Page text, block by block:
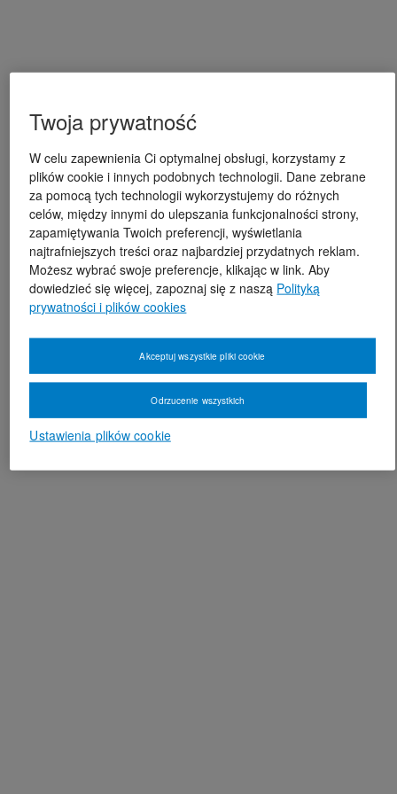
Twoja prywatność
W celu zapewnienia Ci optymalnej obsługi, korzystamy z
plików cookie i innych podobnych technologii. Dane zebrane
za pomocą tych technologii wykorzystujemy do różnych
celów, między innymi do ulepszania funkcjonalności strony,
zapamiętywania Twoich preferencji, wyświetlania
najtrafniejszych treści oraz najbardziej przydatnych reklam.
Możesz wybrać swoje preferencje, klikając w link. Aby
dowiedzieć się więcej, zapoznaj się z naszą Polityką
prywatności i plików cookies
Ustawienia plików cookie
Odrzucenie wszystkich
Akceptuj wszystkie pliki cookie